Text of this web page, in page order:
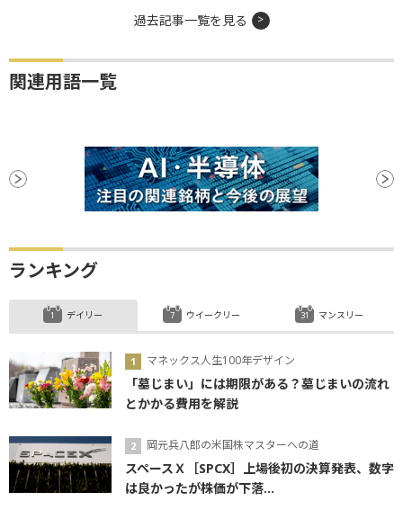
過去記事一覧を見る
関連用語一覧
ランキング
デイリー
マネックス人生100年デザイン
「墓じまい」には期限がある？墓じまいの流れ
とかかる費用を解説
岡元兵八郎の米国株マスターへの道
スペースＸ［SPCX］上場後初の決算発表、数字
は良かったが株価が下落...
ウイークリー マンスリー